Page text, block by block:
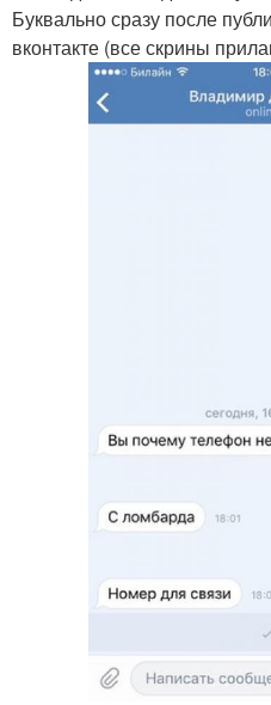
Буквально сразу после
вконтакте (все скрины